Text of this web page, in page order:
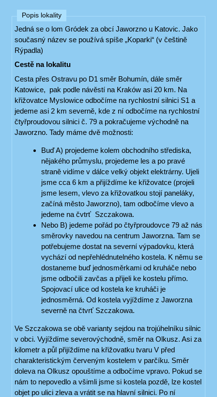
Popis lokality
Jedná se o lom Gródek za obcí Jaworzno u Katovic. Jako
současný název se používá spíše „Koparki“ (v češtině
Rýpadla)
Cestě na lokalitu
Cesta přes Ostravu po D1 směr Bohumín, dále směr
Katowice, pak podle návěstí na Kraków asi 20 km. Na
křižovatce Myslowice odbočíme na rychlostní silnici S1 a
jedeme asi 2 km severně, kde z ní odbočíme na rychlostní
čtyřproudovou silnici č. 79 a pokračujeme východně na
Jaworzno. Tady máme dvě možnosti:
Buď A) projedeme kolem obchodního střediska,
nějakého průmyslu, projedeme les a po pravé
straně vidíme v dálce velký objekt elektrárny. Ujeli
jsme cca 6 km a přijíždíme ke křižovatce (projeli
jsme lesem, vlevo za křižovatkou stojí paneláky,
začíná město Jaworzno), tam odbočíme vlevo a
jedeme na čvtrť Szczakowa.
Nebo B) jedeme pořád po čtyřproudovce 79 až nás
směrovky navedou na centrum Jaworzna. Tam se
potřebujeme dostat na severní výpadovku, která
vychází od nepřehlédnutelného kostela. K němu se
dostaneme buď jednosměrkami od kruháče nebo
jsme odbočili zavčas a přijeli ke kostelu přímo.
Spojovací ulice od kostela ke kruháči je
jednosměrná. Od kostela vyjíždíme z Jaworzna
severně na čtvrť Szczakowa.
Ve Szczakowa se obě varianty sejdou na trojúhelníku silnic
v obci. Vyjíždíme severovýchodně, směr na Olkusz. Asi za
kilometr a půl přijíždíme na křižovatku tvaru V před
charakteristickým červeným kostelem v parčíku. Směr
doleva na Olkusz opouštíme a odbočíme vpravo. Pokud se
nám to nepovedlo a všimli jsme si kostela pozdě, lze kostel
objet po ulici zleva a vrátit se na hlavní silnici. Po ní